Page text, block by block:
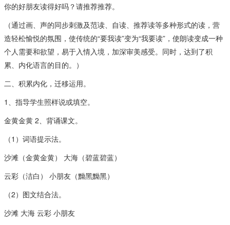
你的好朋友读得好吗？请推荐推荐。
（通过画、声的同步刺激及范读、自读、推荐读等多种形式的读，营
造轻松愉悦的氛围，使传统的“要我读”变为“我要读”，使朗读变成一种
个人需要和欲望，易于入情入境，加深审美感受。同时，达到了积
累、内化语言的目的。）
二、积累内化，迁移运用。
1、指导学生照样说或填空。
金黄金黄 2、背诵课文。
（1）词语提示法。
沙滩（金黄金黄） 大海（碧蓝碧蓝）
云彩（洁白） 小朋友（黝黑黝黑）
（2）图文结合法。
沙滩 大海 云彩 小朋友